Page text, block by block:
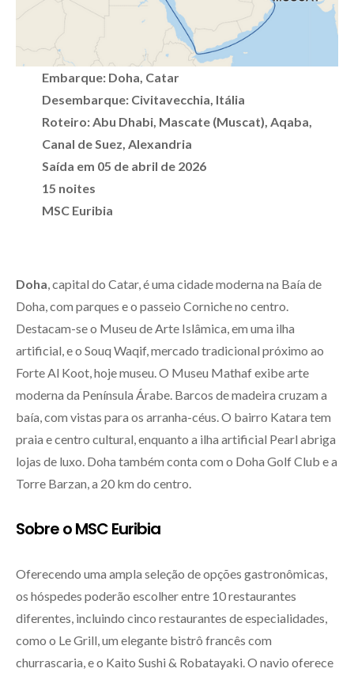
Embarque: Doha, Catar
Desembarque: Civitavecchia, Itália
Roteiro: Abu Dhabi, Mascate (Muscat), Aqaba,
Canal de Suez, Alexandria
Saída em 05 de abril de 2026
15 noites
MSC Euribia
Doha , capital do Catar, é uma cidade moderna na Baía de
Doha, com parques e o passeio Corniche no centro.
Destacam-se o Museu de Arte Islâmica, em uma ilha
artificial, e o Souq Waqif, mercado tradicional próximo ao
Forte Al Koot, hoje museu. O Museu Mathaf exibe arte
moderna da Península Árabe. Barcos de madeira cruzam a
baía, com vistas para os arranha-céus. O bairro Katara tem
praia e centro cultural, enquanto a ilha artificial Pearl abriga
lojas de luxo. Doha também conta com o Doha Golf Club e a
Torre Barzan, a 20 km do centro.
Sobre o MSC Euribia
Oferecendo uma ampla seleção de opções gastronômicas,
os hóspedes poderão escolher entre 10 restaurantes
diferentes, incluindo cinco restaurantes de especialidades,
como o Le Grill, um elegante bistrô francês com
churrascaria, e o Kaito Sushi & Robatayaki. O navio oferece